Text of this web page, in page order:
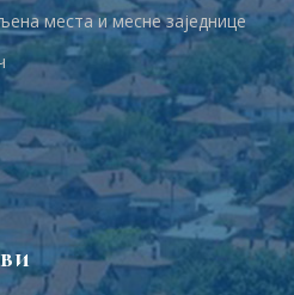
места и месне заједнице